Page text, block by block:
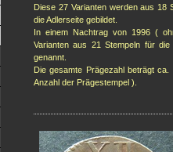
Diese 27 Varianten werden aus 18
die Adlerseite gebildet.
In einem Nachtrag von 1996 (
Varianten aus 21 Stempeln für
genannt.
Die gesamte Prägezahl beträgt
Anzahl der Prägestempel ).